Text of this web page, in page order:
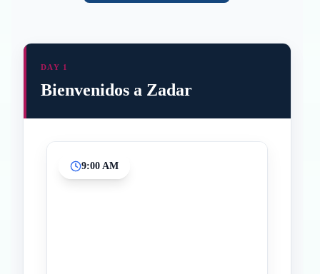
DAY 1
Bienvenidos a Zadar
9:00 AM